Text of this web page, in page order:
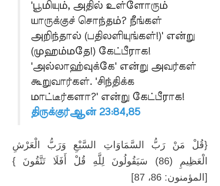
'பூமியும், அதில் உள்ளோரும்
யாருக்குச் சொந்தம்? நீங்கள்
அறிந்தால் (பதிலளியுங்கள்!)' என்று
(முஹம்மதே!) கேட்பீராக!
'அல்லாஹ்வுக்கே' என்று அவர்கள்
கூறுவார்கள். 'சிந்திக்க
மாட்டீர்களா?' என்று கேட்பீராக!
திருக்குர்ஆன் 23:84,85
{قُلْ مَنْ رَبُّ السَّمَاوَاتِ السَّبْعِ وَرَبُّ الْعَرْشِ
الْعَظِيمِ (86) سَيَقُولُونَ لِلَّهِ قُلْ أَفَلَا تَتَّقُونَ }
[المؤمنون: 86، 87]